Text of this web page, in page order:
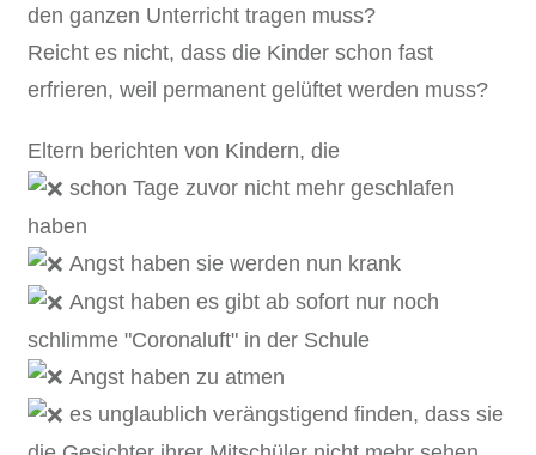
den ganzen Unterricht tragen muss?
Reicht es nicht, dass die Kinder schon fast
erfrieren, weil permanent gelüftet werden muss?
Eltern berichten von Kindern, die
schon Tage zuvor nicht mehr geschlafen
haben
Angst haben sie werden nun krank
Angst haben es gibt ab sofort nur noch
schlimme "Coronaluft" in der Schule
Angst haben zu atmen
es unglaublich verängstigend finden, dass sie